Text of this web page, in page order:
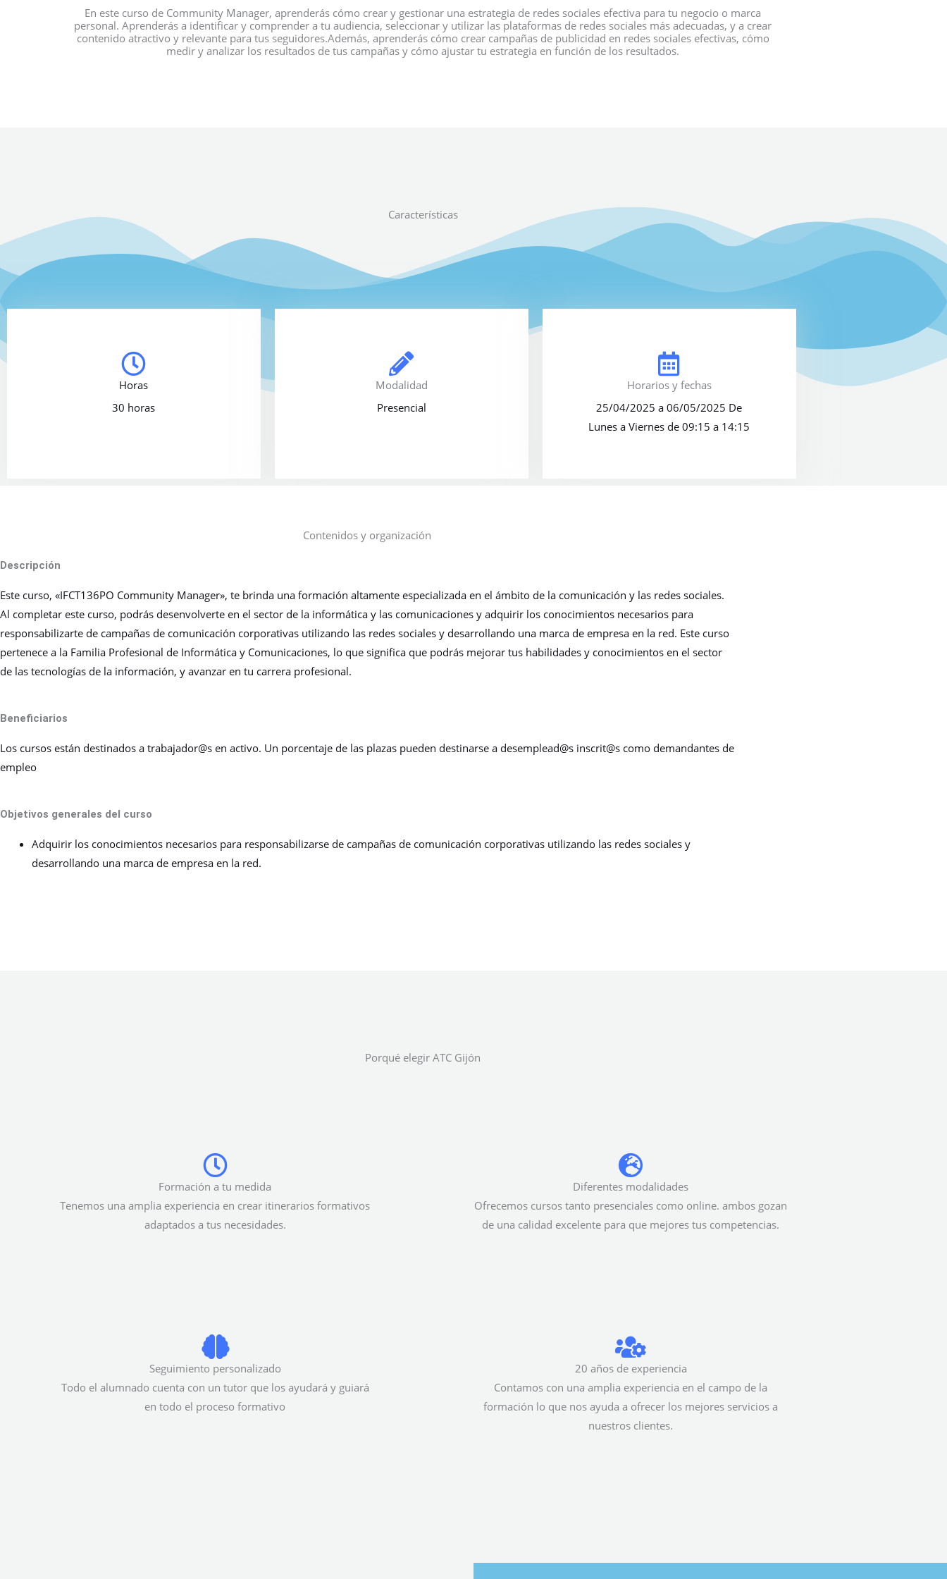
En este curso de Community Manager, aprenderás cómo crear y gestionar una estrategia de redes sociales efectiva para tu negocio o marca
personal. Aprenderás a identificar y comprender a tu audiencia, seleccionar y utilizar las plataformas de redes sociales más adecuadas, y a crear
contenido atractivo y relevante para tus seguidores.Además, aprenderás cómo crear campañas de publicidad en redes sociales efectivas, cómo
medir y analizar los resultados de tus campañas y cómo ajustar tu estrategia en función de los resultados.
Características
Horas
30 horas
Modalidad
Presencial
Horarios y fechas
25/04/2025 a 06/05/2025 De
Lunes a Viernes de 09:15 a 14:15
Contenidos y organización
Descripción
Este curso, «IFCT136PO Community Manager», te brinda una formación altamente especializada en el ámbito de la comunicación y las redes sociales.
Al completar este curso, podrás desenvolverte en el sector de la informática y las comunicaciones y adquirir los conocimientos necesarios para
responsabilizarte de campañas de comunicación corporativas utilizando las redes sociales y desarrollando una marca de empresa en la red. Este curso
pertenece a la Familia Profesional de Informática y Comunicaciones, lo que significa que podrás mejorar tus habilidades y conocimientos en el sector
de las tecnologías de la información, y avanzar en tu carrera profesional.
Beneficiarios
Los cursos están destinados a trabajador@s en activo. Un porcentaje de las plazas pueden destinarse a desemplead@s inscrit@s como demandantes de
empleo
Objetivos generales del curso
Adquirir los conocimientos necesarios para responsabilizarse de campañas de comunicación corporativas utilizando las redes sociales y
desarrollando una marca de empresa en la red.
Porqué elegir ATC Gijón
Formación a tu medida
Tenemos una amplia experiencia en crear itinerarios formativos
adaptados a tus necesidades.
Diferentes modalidades
Ofrecemos cursos tanto presenciales como online. ambos gozan
de una calidad excelente para que mejores tus competencias.
Seguimiento personalizado
Todo el alumnado cuenta con un tutor que los ayudará y guiará
en todo el proceso formativo
20 años de experiencia
Contamos con una amplia experiencia en el campo de la
formación lo que nos ayuda a ofrecer los mejores servicios a
nuestros clientes.